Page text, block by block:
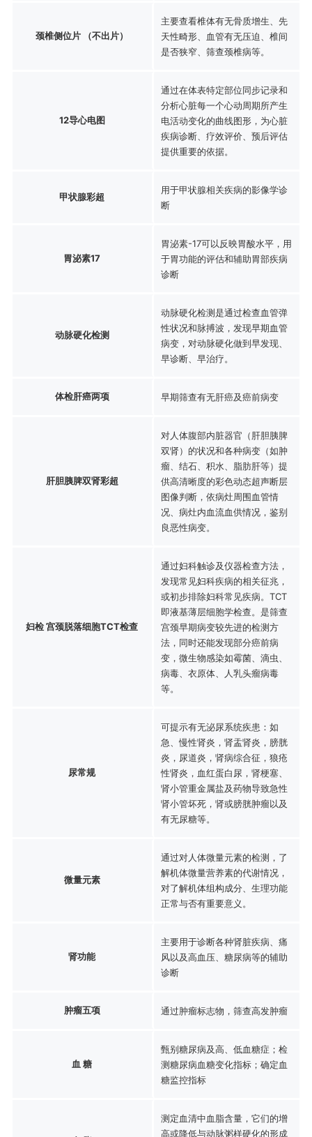
颈椎侧位片 （不出片）
主要查看椎体有无骨质增生、先
天性畸形、血管有无压迫、椎间
是否狭窄、筛查颈椎病等。
12导心电图
通过在体表特定部位同步记录和
分析心脏每一个心动周期所产生
电活动变化的曲线图形，为心脏
疾病诊断、疗效评价、预后评估
提供重要的依据。
甲状腺彩超
用于甲状腺相关疾病的影像学诊
断
胃泌素17
胃泌素-17可以反映胃酸水平，用
于胃功能的评估和辅助胃部疾病
诊断
动脉硬化检测
动脉硬化检测是通过检查血管弹
性状况和脉搏波，发现早期血管
病变，对动脉硬化做到早发现、
早诊断、早治疗。
体检肝癌两项 早期筛查有无肝癌及癌前病变
肝胆胰脾双肾彩超
对人体腹部内脏器官（肝胆胰脾
双肾）的状况和各种病变（如肿
瘤、结石、积水、脂肪肝等）提
供高清晰度的彩色动态超声断层
图像判断，依病灶周围血管情
况、病灶内血流血供情况，鉴别
良恶性病变。
妇检 宫颈脱落细胞TCT检查
通过妇科触诊及仪器检查方法，
发现常见妇科疾病的相关征兆，
或初步排除妇科常见疾病。TCT
即液基薄层细胞学检查。是筛查
宫颈早期病变较先进的检测方
法，同时还能发现部分癌前病
变，微生物感染如霉菌、滴虫、
病毒、衣原体、人乳头瘤病毒
等。
尿常规
可提示有无泌尿系统疾患：如
急、慢性肾炎，肾盂肾炎，膀胱
炎，尿道炎，肾病综合征，狼疮
性肾炎，血红蛋白尿，肾梗塞、
肾小管重金属盐及药物导致急性
肾小管坏死，肾或膀胱肿瘤以及
有无尿糖等。
微量元素
通过对人体微量元素的检测，了
解机体微量营养素的代谢情况，
对了解机体组构成分、生理功能
正常与否有重要意义。
肾功能
主要用于诊断各种肾脏疾病、痛
风以及高血压、糖尿病等的辅助
诊断
肿瘤五项 通过肿瘤标志物，筛查高发肿瘤
血 糖
甄别糖尿病及高、低血糖症；检
测糖尿病血糖变化指标；确定血
糖监控指标
测定血清中血脂含量，它们的增
高或降低与动脉粥样硬化的形成